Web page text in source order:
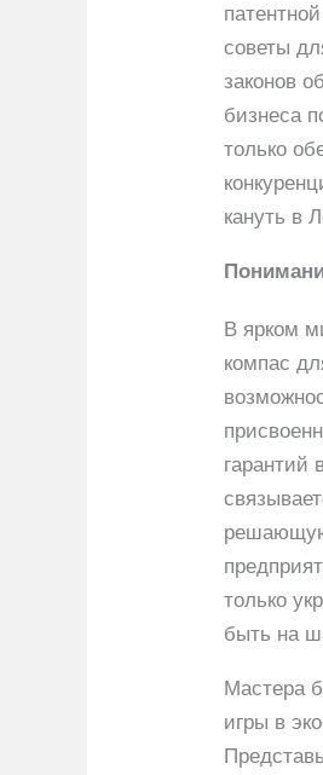
советы
законов
бизнеса
только
кануть в
В ярком
компас
гарантий
решающую
только
быть на
Мастера
игры в